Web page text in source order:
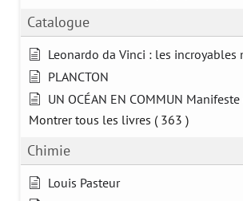
Catalogue
Leonardo da Vinci : les incroyables
PLANCTON
UN OCÉAN EN COMMUN
Montrer tous les livres ( 363 )
Chimie
Louis Pasteur